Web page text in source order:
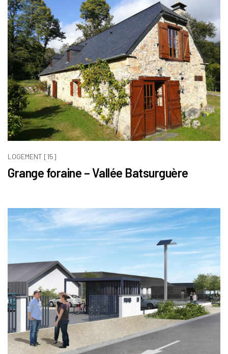
LOGEMENT [15]
Grange foraine – Vallée Batsurguère